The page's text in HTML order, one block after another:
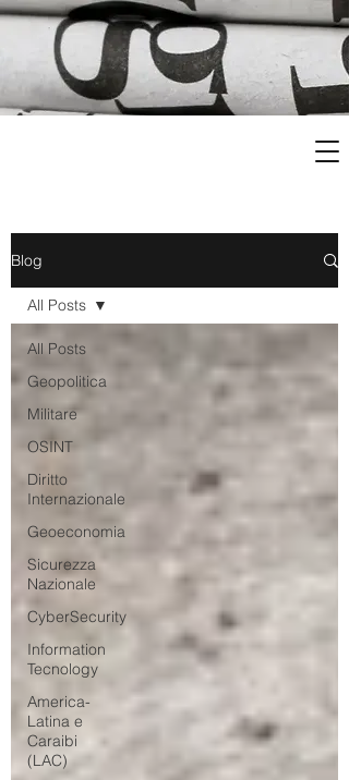
Blog
All Posts
Geopolitica
Militare
OSINT
Diritto
Internazionale
Geoeconomia
Sicurezza
Nazionale
CyberSecurity
Information
Tecnology
America-
Latina e
Caraibi
(LAC)
All Posts